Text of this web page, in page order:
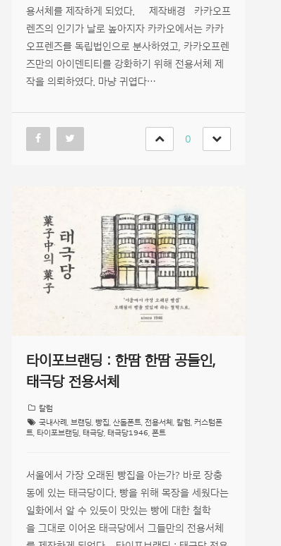
용서체를 제작하게 되었다. 제작배경 카카오프
렌즈의 인기가 날로 높아지자 카카오에서는 카카
오프렌즈를 독립법인으로 분사하였고, 카카오프렌
즈만의 아이덴티티를 강화하기 위해 전용서체 제
작을 의뢰하였다. 마냥 귀엽다…
0
타이포브랜딩 : 한땀 한땀 공들인,
태극당 전용서체
칼럼
국내사례
브랜딩 빵집 산돌폰트 전용서체 칼럼 커스텀폰
트
타이포브랜딩 태극당 태극당1946 폰트
서울에서 가장 오래된 빵집을 아는가? 바로 장충
동에 있는 태극당이다. 빵을 위해 목장을 세웠다는
일화에서 알 수 있듯이 맛있는 빵에 대한 철학
을 그대로 이어온 태극당에서 그들만의 전용서체